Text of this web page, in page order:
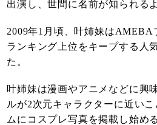
出演し、世間に名前が知られる
2009年1月頃、叶姉妹はAMEBA
ランキング上位をキープする人
た。
叶姉妹は漫画やアニメなどに興
ルが2次元キャラクターに近い
ムにコスプレ写真を掲載し始め